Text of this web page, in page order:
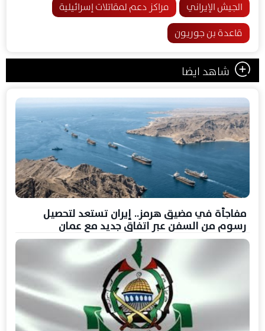
الجيش الإيراني مراكز دعم لمقاتلات إسرائيلية
قاعدة بن جوريون
شاهد ايضا
مفاجأة في مضيق هرمز.. إيران تستعد لتحصيل
رسوم من السفن عبر اتفاق جديد مع عمان